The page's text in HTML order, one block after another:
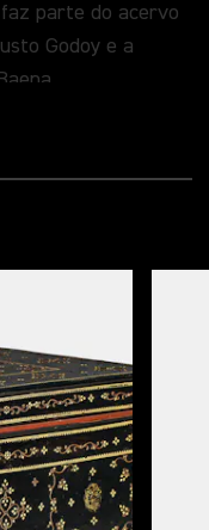
parte do acervo
Godoy e a
da arte e da
fora do Museu.
mundiais: um
espaço físico. Na
para a população
ter acesso a
de Estado
Pereira Ferreira.